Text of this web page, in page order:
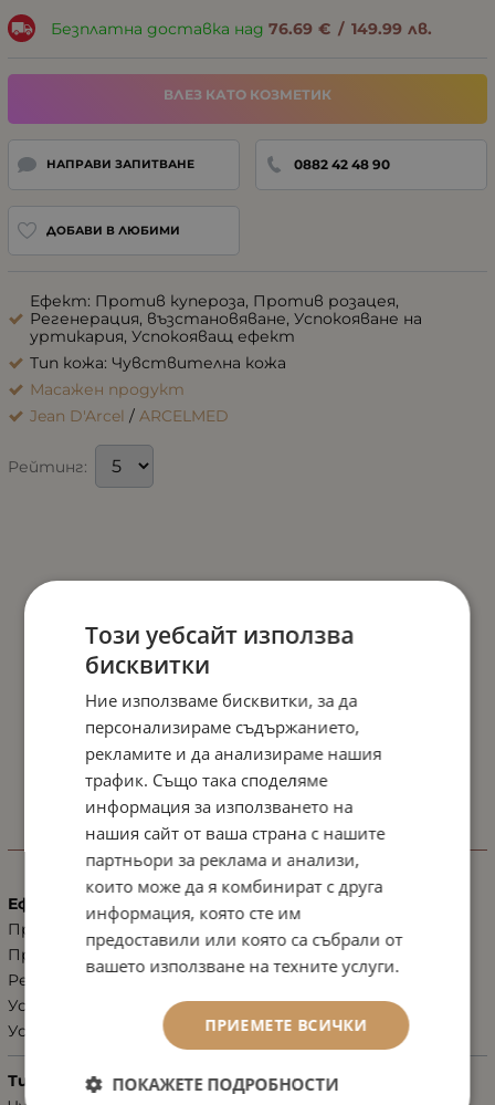
Безплатна доставка над 76.69 € / 149.99 лв.
ВЛЕЗ КАТО КОЗМЕТИК
НАПРАВИ ЗАПИТВАНЕ 0882 42 48 90
ДОБАВИ В ЛЮБИМИ
Ефект: Против купероза, Против розацея,
Регенерация, възстановяване, Успокояване на
уртикария, Успокояващ ефект
Тип кожа: Чувствителна кожа
Масажен продукт
Jean D'Arcel / ARCELMED
Рейтинг:
ХАРАКТЕРИСТИКИ
Ефект
Против купероза
Против розацея
Регенерация, възстановяване
Успокояване на уртикария
Успокояващ ефект
Тип кожа
Този уебсайт използва
бисквитки
Ние използваме бисквитки, за да
персонализираме съдържанието,
рекламите и да анализираме нашия
трафик. Също така споделяме
информация за използването на
нашия сайт от ваша страна с нашите
партньори за реклама и анализи,
които може да я комбинират с друга
информация, която сте им
предоставили или която са събрали от
вашето използване на техните услуги.
ПРИЕМЕТЕ ВСИЧКИ
ПОКАЖЕТЕ ПОДРОБНОСТИ